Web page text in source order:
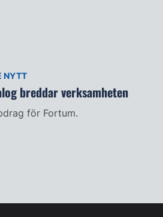
NYTT
breddar verksamheten
för Fortum.